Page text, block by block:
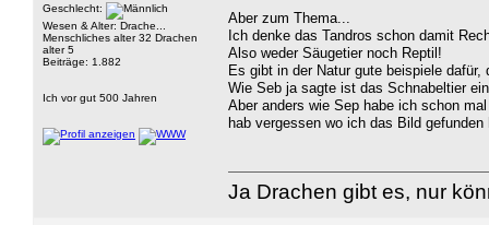
Geschlecht:
Wesen & Alter: Drache...
Menschliches alter 32 Drachen
alter 5
Beiträge: 1.882
Ich vor gut 500 Jahren
Aber zum Thema...
Ich denke das Tandros schon damit
Also weder Säugetier noch Reptil!
Es gibt in der Natur gute beispiele
Wie Seb ja sagte ist das Schnabeltier
Aber anders wie Sep habe ich schon
hab vergessen wo ich das Bild gefunden
Ja Drachen gibt es, nur